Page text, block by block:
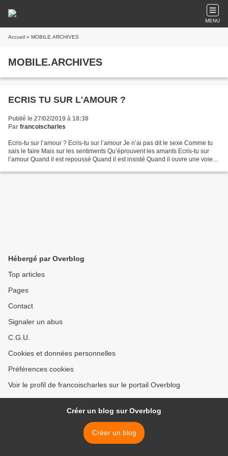
MENU
Accueil » MOBILE.ARCHIVES
MOBILE.ARCHIVES
ECRIS TU SUR L'AMOUR ?
Publié le 27/02/2019 à 18:38
Par francoischarles
Ecris-tu sur l’amour ? Ecris-tu sur l’amour Je n’ai pas dit le sexe Comme tu
sais le faire Mais sur les sentiments Qu’éprouvent les amants Ecris-tu sur
l’amour Quand il est repoussé Quand il est insisté Quand il ouvre une voie
Hébergé par Overblog
Top articles
Pages
Contact
Signaler un abus
C.G.U.
Cookies et données personnelles
Préférences cookies
Voir le profil de francoischarles sur le portail Overblog
Créer un blog sur Overblog
Créer un blog